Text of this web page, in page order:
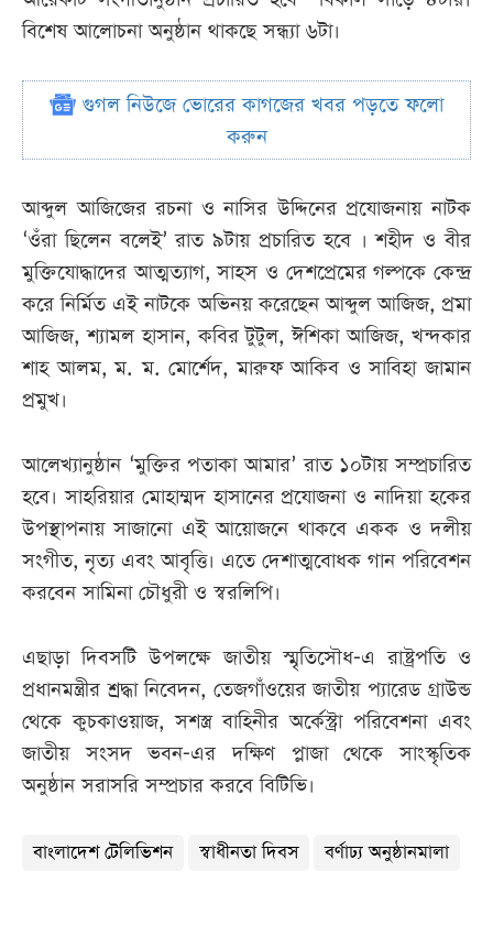
বিশেষ আলোচনা অনুষ্ঠান থাকছে সন্ধ্যা ৬টা।
গুগল নিউজে ভোরের কাগজের খবর পড়তে ফলো
করুন
আব্দুল আজিজের রচনা ও নাসির উদ্দিনের প্রযোজনায় নাটক
‘ওঁরা ছিলেন বলেই’ রাত ৯টায় প্রচারিত হবে । শহীদ ও বীর
মুক্তিযোদ্ধাদের আত্মত্যাগ, সাহস ও দেশপ্রেমের গল্পকে কেন্দ্র
করে নির্মিত এই নাটকে অভিনয় করেছেন আব্দুল আজিজ, প্রমা
আজিজ, শ্যামল হাসান, কবির টুটুল, ঈশিকা আজিজ, খন্দকার
শাহ আলম, ম. ম. মোর্শেদ, মারুফ আকিব ও সাবিহা জামান
প্রমুখ।
আলেখ্যানুষ্ঠান ‘মুক্তির পতাকা আমার’ রাত ১০টায় সম্প্রচারিত
হবে। সাহরিয়ার মোহাম্মদ হাসানের প্রযোজনা ও নাদিয়া হকের
উপস্থাপনায় সাজানো এই আয়োজনে থাকবে একক ও দলীয়
সংগীত, নৃত্য এবং আবৃত্তি। এতে দেশাত্মবোধক গান পরিবেশন
করবেন সামিনা চৌধুরী ও স্বরলিপি।
এছাড়া দিবসটি উপলক্ষে জাতীয় স্মৃতিসৌধ-এ রাষ্ট্রপতি ও
প্রধানমন্ত্রীর শ্রদ্ধা নিবেদন, তেজগাঁওয়ের জাতীয় প্যারেড গ্রাউন্ড
থেকে কুচকাওয়াজ, সশস্ত্র বাহিনীর অর্কেস্ট্রা পরিবেশনা এবং
জাতীয় সংসদ ভবন-এর দক্ষিণ প্লাজা থেকে সাংস্কৃতিক
অনুষ্ঠান সরাসরি সম্প্রচার করবে বিটিভি।
বাংলাদেশ টেলিভিশন স্বাধীনতা দিবস বর্ণাঢ্য অনুষ্ঠানমালা